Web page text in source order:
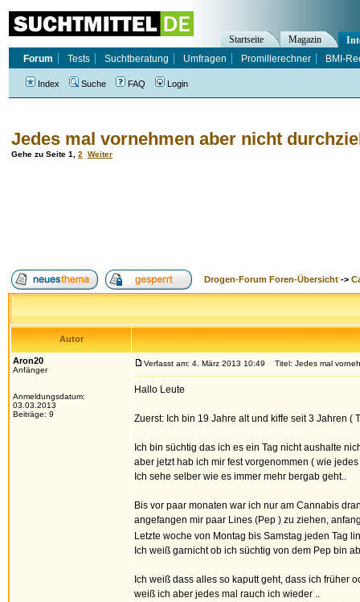
Jedes mal vornehmen aber nicht
Gehe zu Seite 1 2 Weiter
Drogen-Forum Foren-Übersicht ->
Autor
Aron20
Anfänger
Anmeldungsdatum:
03.03.2013
Beiträge: 9
Verfasst am: 4. März 2013 10:49 Titel: Jedes mal
Hallo Leute
Zuerst: Ich bin 19 Jahre alt und kiffe seit 3 Jahren (
Ich bin süchtig das ich es ein Tag nicht aushalte
aber jetzt hab ich mir fest vorgenommen ( wie
Ich sehe selber wie es immer mehr bergab geht..
Bis vor paar monaten war ich nur am Cannabis
angefangen mir paar Lines (Pep ) zu ziehen,
Letzte woche von Montag bis Samstag jeden Tag
Ich weiß garnicht ob ich süchtig von dem Pep bin
Ich weiß dass alles so kaputt geht, dass ich früher
weiß ich aber jedes mal rauch ich wieder ..
Startseite Magazin
Forum
Tests Suchtberatung Umfragen Promillerechner BMI-
Index Suche FAQ Login